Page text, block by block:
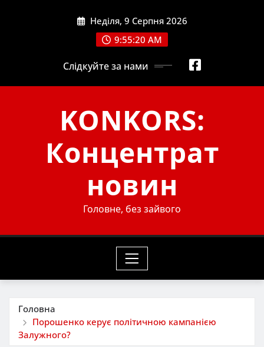
Неділя, 9 Серпня 2026
9:55:21 AM
Слідкуйте за нами
KONKORS:
Концентрат
новин
Головне, без зайвого
Головна
Порошенко керує політичною кампанією
Залужного?